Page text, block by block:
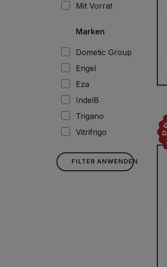
Mit Vorrat
Marken
Dometic Group
Engel
Eza
IndelB
Trigano
Vitrifrigo
FILTER ANWENDEN